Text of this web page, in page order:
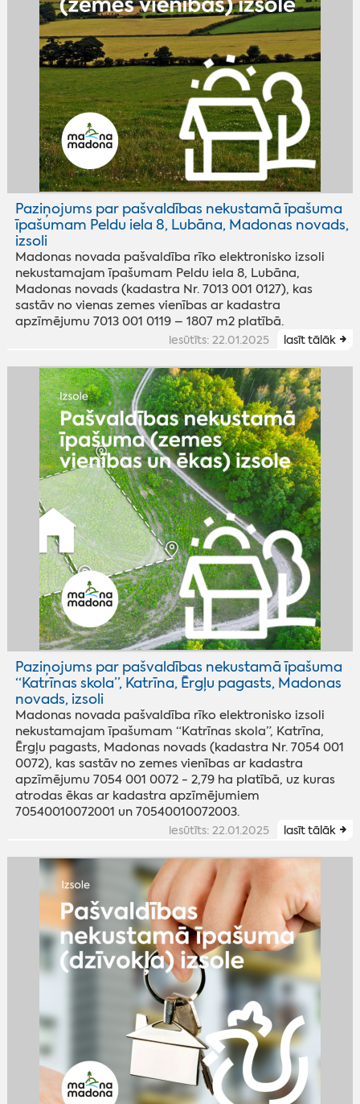
Paziņojums par pašvaldības nekustamā īpašuma
īpašumam Peldu iela 8, Lubāna, Madonas novads,
izsoli
Madonas novada pašvaldība rīko elektronisko izsoli
nekustamajam īpašumam Peldu iela 8, Lubāna,
Madonas novads (kadastra Nr. 7013 001 0127), kas
sastāv no vienas zemes vienības ar kadastra
apzīmējumu 7013 001 0119 – 1807 m2 platībā.
iesūtīts: 22.01.2025 lasīt tālāk
Paziņojums par pašvaldības nekustamā īpašuma
“Katrīnas skola”, Katrīna, Ērgļu pagasts, Madonas
novads, izsoli
Madonas novada pašvaldība rīko elektronisko izsoli
nekustamajam īpašumam “Katrīnas skola”, Katrīna,
Ērgļu pagasts, Madonas novads (kadastra Nr. 7054 001
0072), kas sastāv no zemes vienības ar kadastra
apzīmējumu 7054 001 0072 - 2,79 ha platībā, uz kuras
atrodas ēkas ar kadastra apzīmējumiem
70540010072001 un 70540010072003.
iesūtīts: 22.01.2025 lasīt tālāk